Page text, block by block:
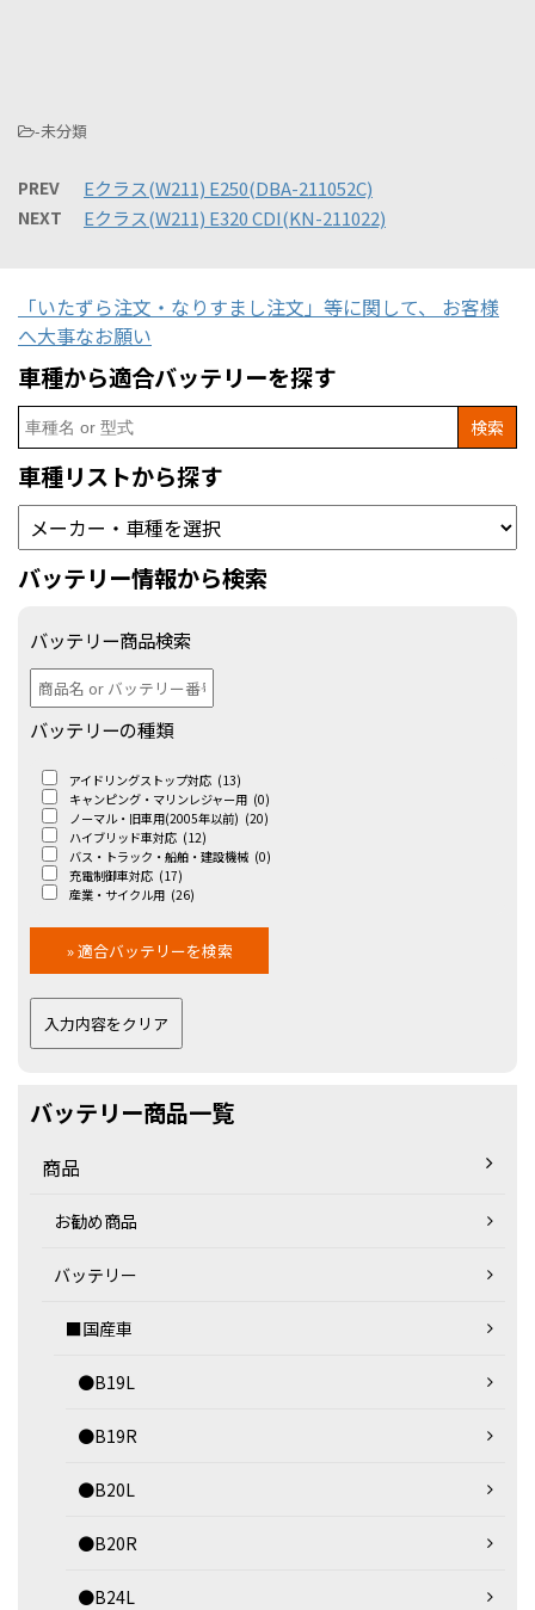
-未分類
PREV Eクラス(W211) E250(DBA-211052C)
NEXT Eクラス(W211) E320 CDI(KN-211022)
「いたずら注文・なりすまし注文」等に関して、 お客様
へ大事なお願い
車種から適合バッテリーを探す
Search
for:
車種リストから探す
バッテリー情報から検索
バッテリー商品検索
バッテリーの種類
アイドリングストップ対応 (13)
キャンピング・マリンレジャー用 (0)
ノーマル・旧車用(2005年以前) (20)
ハイブリッド車対応 (12)
バス・トラック・船舶・建設機械 (0)
充電制御車対応 (17)
産業・サイクル用 (26)
バッテリー商品一覧
商品
お勧め商品
バッテリー
■国産車
●B19L
●B19R
●B20L
●B20R
●B24L